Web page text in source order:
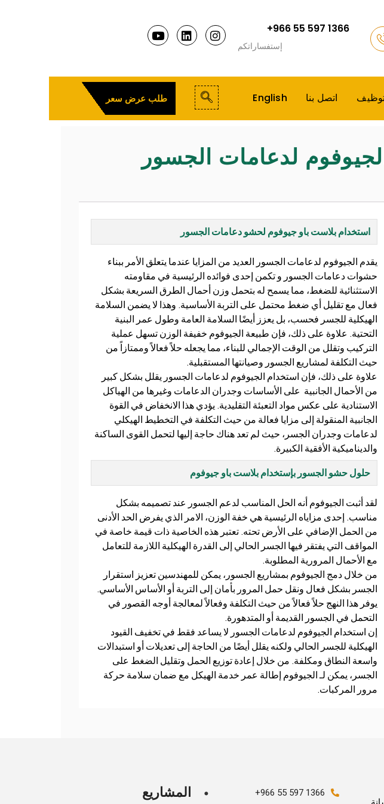
+966 55 597 1366
إستفساراتكم
اتصل بنا English طلب عرض سعر
الجيوفوم لدعامات الجسور
استخدام بلاست باو جيوفوم لحشو دعامات الجسور
يقدم الجيوفوم لدعامات الجسور العديد من المزايا عندما يتعلق الأمر ببناء
حشوات دعامات الجسور و تكمن إحدى فوائده الرئيسية في مقاومته
الاستثنائية للضغط، مما يسمح له بتحمل وزن أحمال الطرق السريعة بشكل
فعال مع تقليل أي ضغط محتمل على التربة الأساسية. وهذا لا يضمن السلامة
الهيكلية للجسر فحسب، بل يعزز أيضًا السلامة العامة وطول عمر البنية
التحتية. علاوة على ذلك، فإن طبيعة الجيوفوم خفيفة الوزن تسهل عملية
التركيب وتقلل من الوقت الإجمالي للبناء، مما يجعله حلاً فعالاً وممتازاً من
حيث التكلفة لمشاريع الجسور وصيانتها المستقبلية.
علاوة على ذلك، فإن استخدام الجيوفوم لدعامات الجسور يقلل بشكل كبير
من الأحمال الجانبية على الأساسات وجدران الدعامات وغيرها من الهياكل
الاستنادية على عكس مواد التعبئة التقليدية. يؤدي هذا الانخفاض في القوة
الجانبية المنقولة إلى مزايا فعالة من حيث التكلفة في التخطيط الهيكلي
لدعامات وجدران الجسر، حيث لم تعد هناك حاجة إليها لتحمل القوى الساكنة
والديناميكية الأفقية الكبيرة.
حلول حشو الجسور بإستخدام بلاست باو جيوفوم
لقد أثبت الجيوفوم أنه الحل المناسب لدعم الجسور عند تصميمه بشكل
مناسب. إحدى مزاياه الرئيسية هي خفة الوزن، الامر الذي يفرض الحد الأدنى
من الحمل الإضافي على الأرض تحته. تعتبر هذه الخاصية ذات قيمة خاصة في
المواقف التي يفتقر فيها الجسر الحالي إلى القدرة الهيكلية اللازمة للتعامل
مع الأحمال المرورية المطلوبة.
من خلال دمج الجيوفوم بمشاريع الجسور، يمكن للمهندسين تعزيز استقرار
الجسر بشكل فعال ونقل حمل المرور بأمان إلى التربة أو الأساس الأساسي.
يوفر هذا النهج حلاً فعالاً من حيث التكلفة وفعالاً لمعالجة أوجه القصور في
التحمل في الجسور القديمة أو المتدهورة.
إن استخدام الجيوفوم لدعامات الجسور لا يساعد فقط في تخفيف القيود
الهيكلية للجسر الحالي ولكنه يقلل أيضًا من الحاجة إلى تعديلات أو استبدالات
واسعة النطاق ومكلفة. من خلال إعادة توزيع الحمل وتقليل الضغط على
الجسر، يمكن لـ الجيوفوم إطالة عمر خدمة الهيكل مع ضمان سلامة حركة
مرور المركبات.
+966 55 597 1366 المشاريع